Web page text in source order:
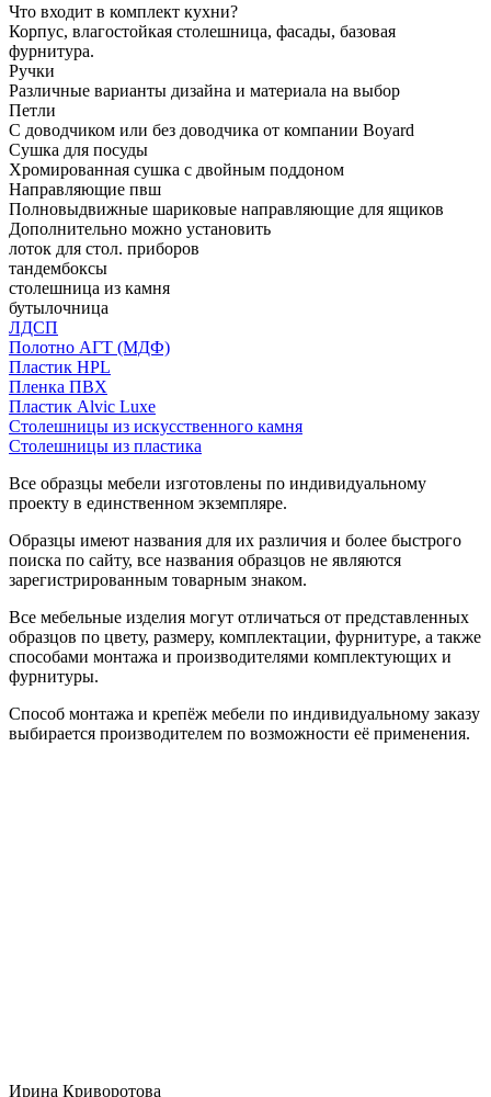
Что входит в комплект кухни?
Корпус, влагостойкая столешница, фасады, базовая
фурнитура.
Ручки
Различные варианты дизайна и материала на выбор
Петли
С доводчиком или без доводчика от компании Boyard
Сушка для посуды
Хромированная сушка с двойным поддоном
Направляющие пвш
Полновыдвижные шариковые направляющие для ящиков
Дополнительно можно установить
лоток для стол. приборов
тандембоксы
столешница из камня
бутылочница
ЛДСП
Полотно АГТ (МДФ)
Пластик HPL
Пленка ПВХ
Пластик Alvic Luxe
Столешницы из искусственного камня
Столешницы из пластика
Все образцы мебели изготовлены по индивидуальному
проекту в единственном экземпляре.
Образцы имеют названия для их различия и более быстрого
поиска по сайту, все названия образцов не являются
зарегистрированным товарным знаком.
Все мебельные изделия могут отличаться от представленных
образцов по цвету, размеру, комплектации, фурнитуре, а также
способами монтажа и производителями комплектующих и
фурнитуры.
Способ монтажа и крепёж мебели по индивидуальному заказу
выбирается производителем по возможности её применения.
Ирина Криворотова